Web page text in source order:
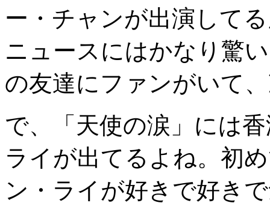
ー・チャンが出演して
ニュースにはかなり驚
の友達にファンがいて
で、「天使の涙」には
ライが出てるよね。初
ン・ライが好きで好き